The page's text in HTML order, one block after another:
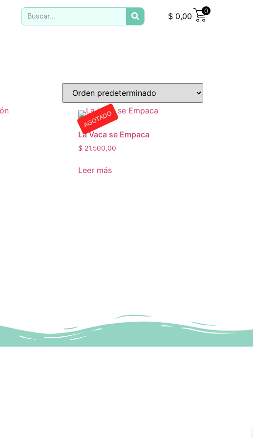
$0,00
0
AGOTADO
La Vaca se Empaca
$ 21.500,00
Leer más